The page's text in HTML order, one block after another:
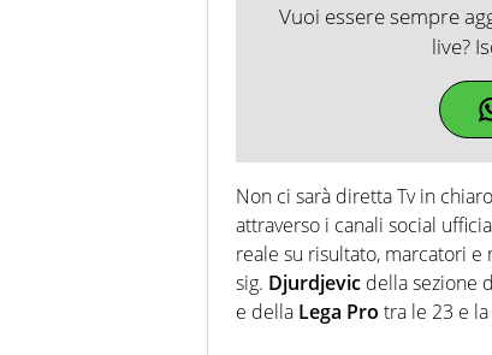
Vuoi essere sempre
live?
Non ci sarà diretta Tv in
attraverso i canali social
reale su risultato, marcatori
sig. Djurdjevic della sezione
e della Lega Pro tra le 23 e